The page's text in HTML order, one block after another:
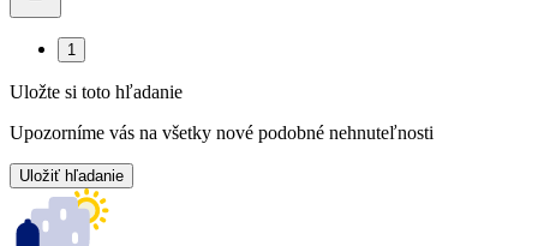
1
Uložte si toto hľadanie
Upozorníme vás na všetky nové podobné nehnuteľnosti
Uložiť hľadanie